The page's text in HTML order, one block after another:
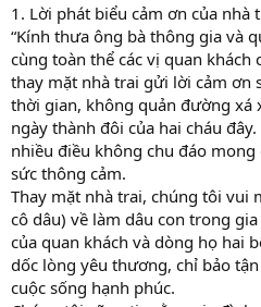
1. Lời phát biểu cảm ơn của nhà
“Kính thưa ông bà thông gia và
cùng toàn thể các vị quan khách
thay mặt nhà trai gửi lời cảm ơn
thời gian, không quản đường xá
ngày thành đôi của hai cháu
nhiều điều không chu đáo mong
sức thông cảm.
Thay mặt nhà trai, chúng tôi vui
cô dâu) về làm dâu con trong
của quan khách và dòng họ hai
dốc lòng yêu thương, chỉ bảo
cuộc sống hạnh phúc.